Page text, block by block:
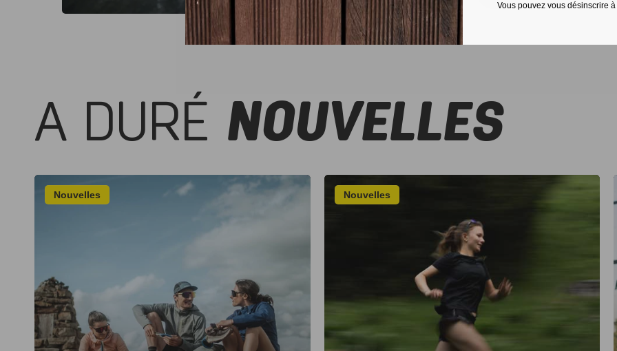
A DURÉ NOUVELLES
Nouvelles Nouvelles
Vous pouvez vous désinscrire